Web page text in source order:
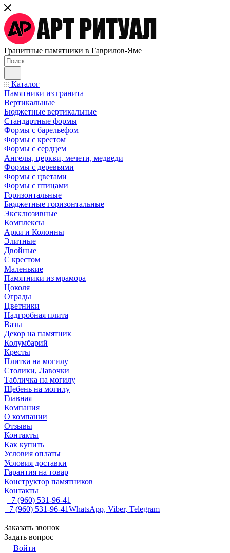
Гранитные памятники в Гаврилов-Яме
Каталог
Памятники из гранита
Вертикальные
Бюджетные вертикальные
Стандартные формы
Формы с барельефом
Формы с крестом
Формы с сердцем
Ангелы, церкви, мечети, медведи
Формы с деревьями
Формы с цветами
Формы с птицами
Горизонтальные
Бюджетные горизонтальные
Эксклюзивные
Комплексы
Арки и Колонны
Элитные
Двойные
С крестом
Маленькие
Памятники из мрамора
Цоколя
Ограды
Цветники
Надгробная плита
Вазы
Декор на памятник
Колумбарий
Кресты
Плитка на могилу
Столики, Лавочки
Табличка на могилу
Щебень на могилу
Главная
Компания
О компании
Отзывы
Контакты
Как купить
Условия оплаты
Условия доставки
Гарантия на товар
Конструктор памятников
Контакты
+7 (960) 531-96-41
+7 (960) 531-96-41WhatsApp, Viber, Telegram
Заказать звонок
Задать вопрос
Войти